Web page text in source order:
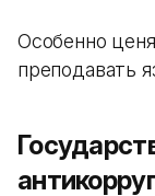
Особенно
преподавать